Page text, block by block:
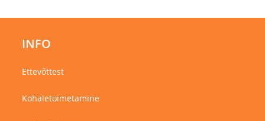
INFO
Ettevõttest
Kohaletoimetamine